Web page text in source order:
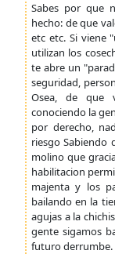
Sabes por que
hecho: de que
etc etc. Si viene
utilizan los
te abre un
seguridad,
Osea, de que
conociendo la
por derecho,
riesgo Sabiendo
molino que
habilitacion
majenta y los
bailando en la
agujas a la
gente sigamos
futuro derrumbe.